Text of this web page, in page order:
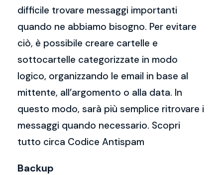
difficile trovare messaggi importanti
quando ne abbiamo bisogno. Per evitare
ciò, è possibile creare cartelle e
sottocartelle categorizzate in modo
logico, organizzando le email in base al
mittente, all’argomento o alla data. In
questo modo, sarà più semplice ritrovare i
messaggi quando necessario. Scopri
tutto circa Codice Antispam
Backup